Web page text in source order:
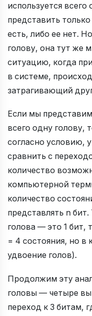
используется
представить
есть, либо ее нет.
голову, она тут же
ситуацию, когда
в системе,
затрагивающий
Если мы
всего одну голову,
согласно условию,
сравнить с
количество
компьютерной
количество
представлять n
голова — это 1 бит,
= 4 состояния, но в
удвоение голов).
Продолжим эту
головы — четыре
переход к 3 битам,